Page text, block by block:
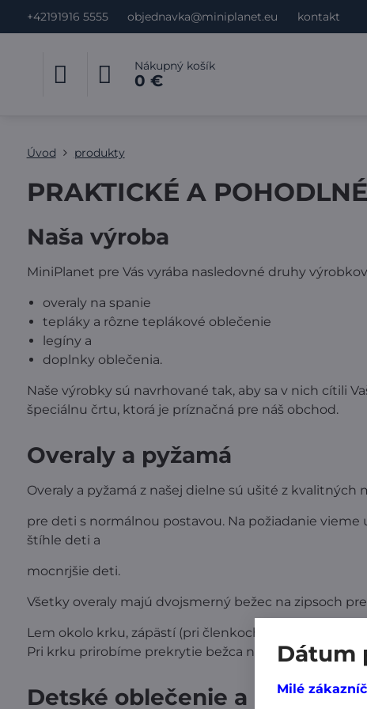
+42191916 5555 objednavka@miniplanet.eu kontakt
Nákupný košík
0 €
Úvod produkty
PRAKTICKÉ A
Naša výroba
MiniPlanet pre Vás vyrába nasledovné druhy
overaly na spanie
tepláky a rôzne teplákové oblečenie
legíny a
doplnky oblečenia.
Naše výrobky sú navrhované tak, aby sa v nich cítili
špeciálnu črtu, ktorá je príznačná pre náš obchod.
Overaly a pyžamá
Overaly a pyžamá z našej dielne sú ušité z kvalitných
pre deti s normálnou postavou. Na požiadanie vieme
štíhle deti a
mocnrjšie deti.
Všetky overaly majú dvojsmerný bežec na zipsoch
Lem okolo krku, zápästí (pri členkoch) je z
Pri krku prirobíme prekrytie bežca na zipse, aby
Detské oblečenie a doplnky
Dátum
Milé